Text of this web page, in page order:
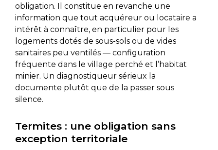
obligation. Il constitue en revanche une
information que tout acquéreur ou locataire a
intérêt à connaître, en particulier pour les
logements dotés de sous-sols ou de vides
sanitaires peu ventilés — configuration
fréquente dans le village perché et l’habitat
minier. Un diagnostiqueur sérieux la
documente plutôt que de la passer sous
silence.
Termites : une obligation sans
exception territoriale